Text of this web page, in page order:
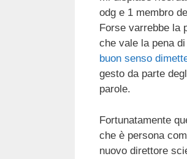
odg e 1 membro
Forse varrebbe la
che vale la pena
buon senso
gesto da parte
parole.
Fortunatamente
che è persona
nuovo direttore